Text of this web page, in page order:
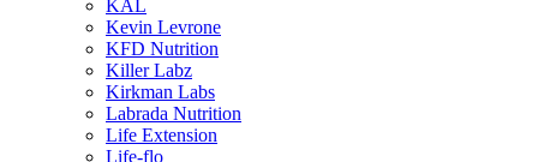
KAL
Kevin Levrone
KFD Nutrition
Killer Labz
Kirkman Labs
Labrada Nutrition
Life Extension
Life-flo